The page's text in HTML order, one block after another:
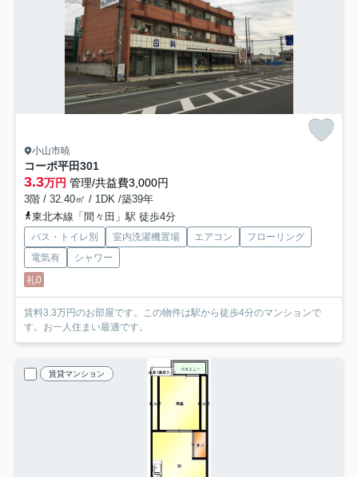
小山市暁
コーポ平田301
3.3万円 管理/共益費3,000円
3階 / 32.40㎡ / 1DK /築39年
東北本線「間々田」駅 徒歩4分
バス・トイレ別 室内洗濯機置場 エアコン
フローリング
電気有
シャワー
礼0
賃料3.3万円のお部屋です。この物件は駅から徒歩4分のマンションで
す。お一人住まい最適です。
賃貸マンション